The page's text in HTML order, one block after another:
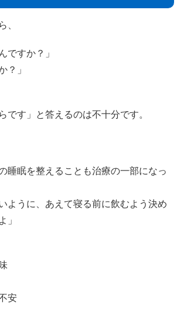
、
ですか？」
？」
です」と答えるのは不十分です。
睡眠を整えることも治療の一部になっ
ように、あえて寝る前に飲むよう決め
」
安